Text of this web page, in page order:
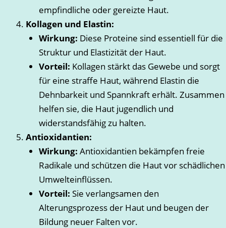
empfindliche oder gereizte Haut.
Kollagen und Elastin:
Wirkung: Diese Proteine sind essentiell für die
Struktur und Elastizität der Haut.
Vorteil: Kollagen stärkt das Gewebe und sorgt
für eine straffe Haut, während Elastin die
Dehnbarkeit und Spannkraft erhält. Zusammen
helfen sie, die Haut jugendlich und
widerstandsfähig zu halten.
Antioxidantien:
Wirkung: Antioxidantien bekämpfen freie
Radikale und schützen die Haut vor schädlichen
Umwelteinflüssen.
Vorteil: Sie verlangsamen den
Alterungsprozess der Haut und beugen der
Bildung neuer Falten vor.